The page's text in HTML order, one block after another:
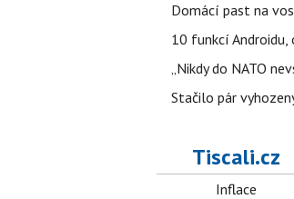
Domácí past na
10 funkcí
„Nikdy do NATO
Stačilo pár
Tiscali.cz
Inflace